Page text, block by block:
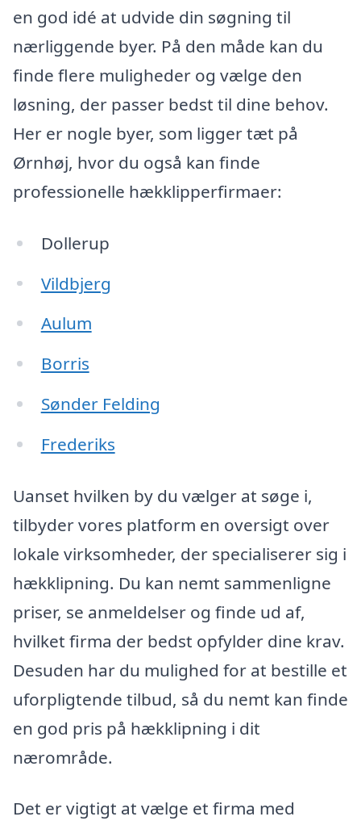
en god idé at udvide din søgning til
nærliggende byer. På den måde kan du
finde flere muligheder og vælge den
løsning, der passer bedst til dine behov.
Her er nogle byer, som ligger tæt på
Ørnhøj, hvor du også kan finde
professionelle hækklipperfirmaer:
Dollerup
Vildbjerg
Aulum
Borris
Sønder Felding
Frederiks
Uanset hvilken by du vælger at søge i,
tilbyder vores platform en oversigt over
lokale virksomheder, der specialiserer sig i
hækklipning. Du kan nemt sammenligne
priser, se anmeldelser og finde ud af,
hvilket firma der bedst opfylder dine krav.
Desuden har du mulighed for at bestille et
uforpligtende tilbud, så du nemt kan finde
en god pris på hækklipning i dit
nærområde.
Det er vigtigt at vælge et firma med